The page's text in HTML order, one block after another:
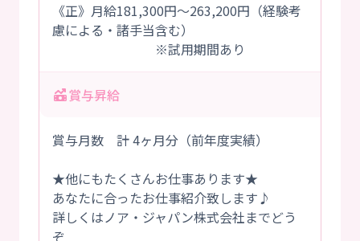
《正》月給181,300円～263,200円（経験考
慮による・諸手当含む）
※試用期間あり
賞与昇給
賞与月数 計 4ヶ月分（前年度実績）
★他にもたくさんお仕事あります★
あなたに合ったお仕事紹介致します♪
詳しくはノア・ジャパン株式会社までどう
ぞ